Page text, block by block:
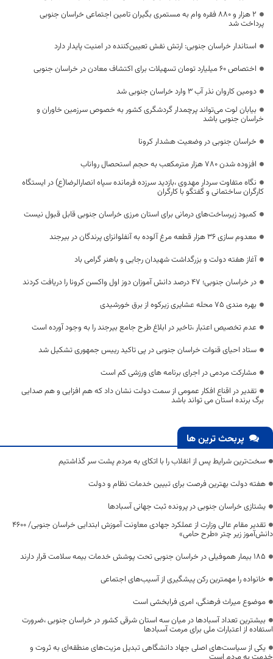
۲ هزار و ۸۸۰ فقره وام به مستمری بگیران تامین اجتماعی خراسان جنوبی
پرداخت شد
استاندار خراسان جنوبی: ارتش نقش تعیین‌کننده در امنیت پایدار دارد
اختصاص ۶۰ میلیارد تومان تسهیلات برای اکتشاف معادن در خراسان جنوبی
دومین کاروان نذر آب ۳ وارد خراسان جنوبی شد
بیابان لوت می‌تواند پرچمدار گردشگری کشور به خصوص سرزمین خاوران و
خراسان جنوبی باشد
خراسان جنوبی در وضعیت هشدار کرونا
افزوده شدن ۷۸۰ هزار مترمکعب به حجم استحصال رواناب
نگاه متفاوت سردار مهدوی ،بازدید سرزده فرمانده سپاه انصارالرضا(ع) در ایستگاه
کارگران ساختمانی و گفتگو با کارگران
کمبود زیرساخت‌های درمانی برای استان مرزی خراسان جنوبی قابل قبول نیست
معدوم سازی ۳۶ هزار قطعه مرغ آلوده به آنفلوانزای پرندگان در بیرجند
آغاز هفته دولت و بزرگداشت شهیدان رجایی و باهنر گرامی باد
در خراسان جنوبی؛ ۴۷ درصد دانش آموزان دوز اول واکسن کرونا را دریافت کردند
بهره مندی ۷۵ محله عشایری زیرکوه از برق خورشیدی
عدم تخصیص اعتبار ،تاخیر در ابلاغ طرح جامع بیرجند را به وجود آورده است
ستاد احیای قنوات خراسان جنوبی در پی تاکید رییس جمهوری تشکیل شد
مشارکت مردمی در اجرای برنامه های ورزشی کم است
تقدیر در اقناع افکار عمومی از سمت دولت نشان داد که هم افزایی و هم صدایی
برگ برنده استان می تواند باشد
پربحث ترین ها
سخت‌ترین شرایط پس از انقلاب را با اتکای به مردم پشت سر گذاشتیم
هفته دولت بهترین فرصت برای تبیین خدمات نظام و دولت
یشتازی خراسان جنوبی در پرونده ثبت جهانی آسبادها
تقدیر مقام عالی وزارت از عملکرد جهادی معاونت آموزش ابتدایی خراسان جنوبی/ ۴۶۰۰
دانش‌آموز زیر چتر «طرح حامی»
۱۸۵ بیمار هموفیلی در خراسان جنوبی تحت پوشش خدمات بیمه سلامت قرار دارند
خانواده را مهمترین رکن پیشگیری از آسیب‌های اجتماعی
موضوع میراث فرهنگی، امری فرابخشی است
بیشترین تعداد آسبادها در میان سه استان شرقی کشور در خراسان جنوبی ،ضرورت
استفاده از اعتبارات ملی برای مرمت آسبادها
یکی از سیاست‌های اصلی جهاد دانشگاهی تبدیل مزیت‌های منطقه‌ای به ثروت و